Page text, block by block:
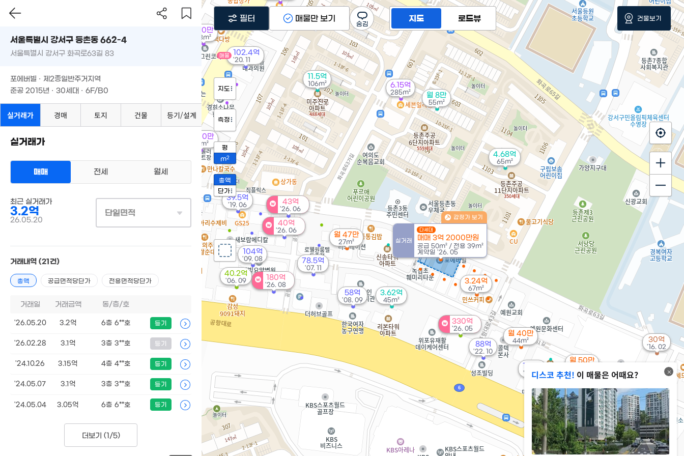
180억
'26. 08
102.4억
'20. 11
매물
감정가 보기
실거래
다세대
매매 3억 2000만원
공급 50m² / 전용 39m²
계약일 '26. 05
월 40만
44m²
11.5억
106m²
40억
'26. 06
43억
'26. 06
월 47만
27m²
330억
'26. 05
월 8만
55m²
월 50만
3.24억
67m²
6.15억
285m²
88억
'22. 10
4.68억
65m²
960만
33m²
3,570만
25m²
39.5억
'19. 06
108억
'19. 04
3.62억
45m²
30억
'16. 02
104억
'09. 08
58억
'08. 09
78.5억
'07. 11
40.2억
'06. 09
디스코 추천! 이 매물은 어때요?
지도 로드뷰
지도
측정
평
m2
총액
단가
필터 매물만 보기 건물보기
서울특별시 강서구 등촌동 662-4
서울특별시 강서구 화곡로63길 83
포에버빌 · 제2종일반주거지역
준공 2015년 · 30세대 · 6F/B0
실거래가 경매 토지 건물 등기/설계
실거래가
매매 전세 월세
최근 실거래가
3.2억
26.05.20
단일면적
거래내역 (21건)
총액 공급면적당단가 전용면적당단가
거래일 거래금액 동/층/호
'26.05.20 3.2억 6층 6**호 등기
'26.02.28 3.1억 3층 3**호 등기
'24.10.26 3.15억 4층 4**호 등기
'24.05.07 3.1억 3층 3**호 등기
'24.05.04 3.05억 6층 6**호 등기
더보기 (1/5)